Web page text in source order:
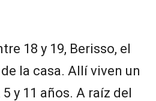
18 y 19, Berisso, el
la casa. Allí viven un
y 11 años. A raíz del